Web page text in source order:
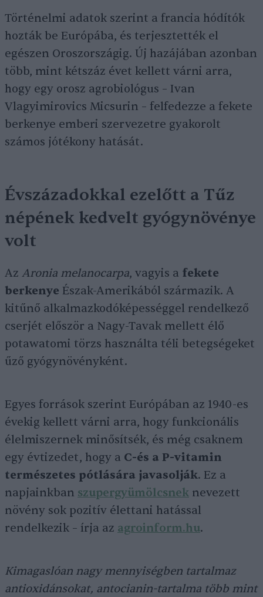
Történelmi adatok szerint a francia hódítók
hozták be Európába, és terjesztették el
egészen Oroszországig. Új hazájában azonban
több, mint kétszáz évet kellett várni arra,
hogy egy orosz agrobiológus – Ivan
Vlagyimirovics Micsurin – felfedezze a fekete
berkenye emberi szervezetre gyakorolt
számos jótékony hatását.
Évszázadokkal ezelőtt a Tűz
népének kedvelt gyógynövénye
volt
Az Aronia melanocarpa, vagyis a fekete
berkenye Észak-Amerikából származik. A
kitűnő alkalmazkodóképességgel rendelkező
cserjét először a Nagy-Tavak mellett élő
potawatomi törzs használta téli betegségeket
űző gyógynövényként.
Egyes források szerint Európában az 1940-es
évekig kellett várni arra, hogy funkcionális
élelmiszernek minősítsék, és még csaknem
egy évtizedet, hogy a C-és a P-vitamin
természetes pótlására javasolják. Ez a
napjainkban szupergyümölcsnek nevezett
növény sok pozitív élettani hatással
rendelkezik – írja az agroinform.hu.
Kimagaslóan nagy mennyiségben tartalmaz
antioxidánsokat, antocianin-tartalma több mint